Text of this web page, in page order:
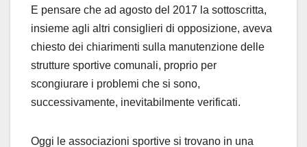
E pensare che ad agosto del 2017 la sottoscritta,
insieme agli altri consiglieri di opposizione, aveva
chiesto dei chiarimenti sulla manutenzione delle
strutture sportive comunali, proprio per
scongiurare i problemi che si sono,
successivamente, inevitabilmente verificati.
Oggi le associazioni sportive si trovano in una